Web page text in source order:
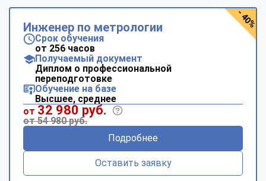
Инженер по метрологии
Срок обучения
от 256 часов
Получаемый документ
Диплом о профессиональной
переподготовке
Обучение на базе
Высшее, среднее
от 32 980 руб.
от 54 980 руб.
Подробнее
Оставить заявку
- 40%